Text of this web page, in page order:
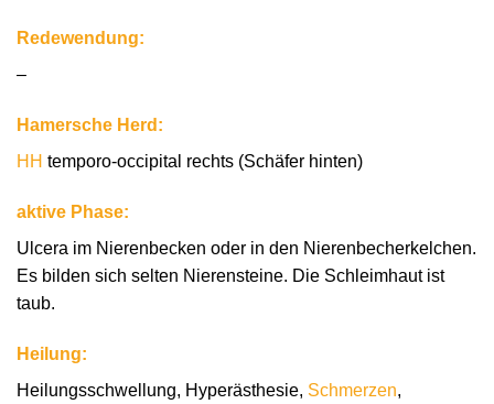
Redewendung:
–
Hamersche Herd:
HH temporo-occipital rechts (Schäfer hinten)
aktive Phase:
Ulcera im Nierenbecken oder in den Nierenbecherkelchen.
Es bilden sich selten Nierensteine. Die Schleimhaut ist
taub.
Heilung:
Heilungsschwellung, Hyperästhesie, Schmerzen,